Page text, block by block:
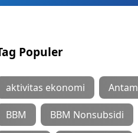
Populer
aktivitas ekonomi Antam
BBM BBM Nonsubsidi